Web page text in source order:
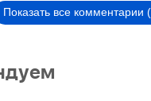
Показать все комментарии